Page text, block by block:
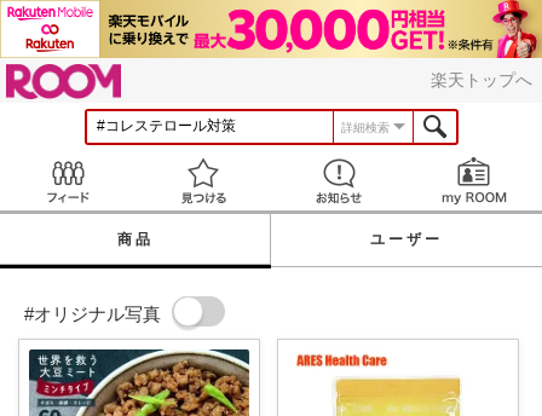
楽天トップへ
詳細検索
見つける お知らせ
商品 ユーザー
#オリジナル写真